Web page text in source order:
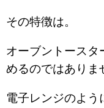
その特徴は。
オーブントースタ
めるのではあり
電子レンジのよ